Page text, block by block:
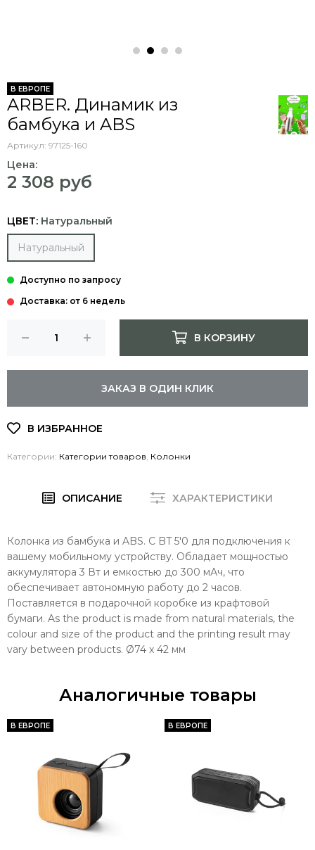
В ЕВРОПЕ
ARBER. Динамик из
бамбука и ABS
Артикул: 97125-160
Цена:
2 308 руб
ЦВЕТ: Натуральный
Натуральный
Доставка: от 6 недель
В КОРЗИНУ
ЗАКАЗ В ОДИН КЛИК
Категории: Категории товаров Колонки
ОПИСАНИЕ ХАРАКТЕРИСТИКИ
Колонка из бамбука и ABS. С BT 5'0 для подключения к
вашему мобильному устройству. Обладает мощностью
аккумулятора 3 Вт и емкостью до 300 мАч, что
обеспечивает автономную работу до 2 часов.
Поставляется в подарочной коробке из крафтовой
бумаги. As the product is made from natural materials, the
colour and size of the product and the printing result may
vary between products. Ø74 x 42 мм
Аналогичные товары
В ЕВРОПЕ В ЕВРОПЕ